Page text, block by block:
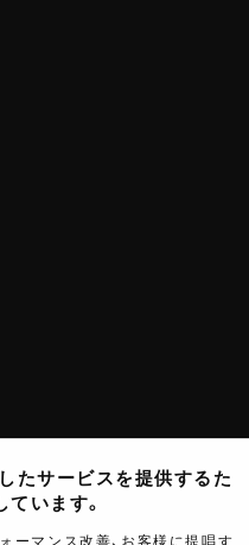
たサービスを提供するた
ています。
ーマンス改善、お客様に提唱す